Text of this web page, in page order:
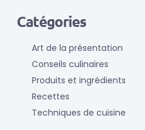
Catégories
Art de la présentation
Conseils culinaires
Produits et ingrédients
Recettes
Techniques de cuisine